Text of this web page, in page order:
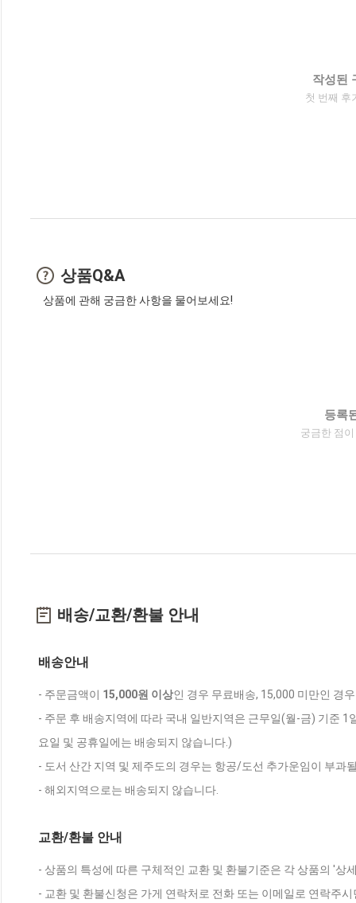
작성된
첫 번째 후
상품Q&A
상품에 관해 궁금한 사항을 물어보세요!
등록
궁금한 점
배송/교환/환불 안내
배송안내
- 주문금액이 15,000원 이상인 경우 무료배송, 15,000 미만인 경
- 주문 후 배송지역에 따라 국내 일반지역은 근무일(월-금) 기준
요일 및 공휴일에는 배송되지 않습니다.)
- 도서 산간 지역 및 제주도의 경우는 항공/도선 추가운임이 부과
- 해외지역으로는 배송되지 않습니다.
교환/환불 안내
- 상품의 특성에 따른 구체적인 교환 및 환불기준은 각 상품의 '상
- 교환 및 환불신청은 가게 연락처로 전화 또는 이메일로 연락주